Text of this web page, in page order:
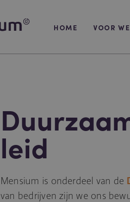
HOME VOOR
leid
Mensium is onderdeel van de
van bedrijven zijn we ons